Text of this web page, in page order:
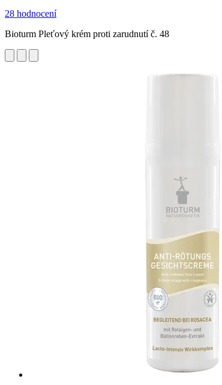
28 hodnocení
Bioturm Pleťový krém proti zarudnutí č. 48